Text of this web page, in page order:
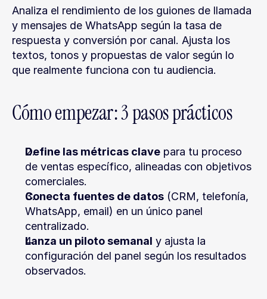
Analiza el rendimiento de los guiones de llamada
y mensajes de WhatsApp según la tasa de
respuesta y conversión por canal. Ajusta los
textos, tonos y propuestas de valor según lo
que realmente funciona con tu audiencia.
Cómo empezar: 3 pasos prácticos
Define las métricas clave para tu proceso
de ventas específico, alineadas con objetivos
comerciales.
Conecta fuentes de datos (CRM, telefonía,
WhatsApp, email) en un único panel
centralizado.
Lanza un piloto semanal y ajusta la
configuración del panel según los resultados
observados.